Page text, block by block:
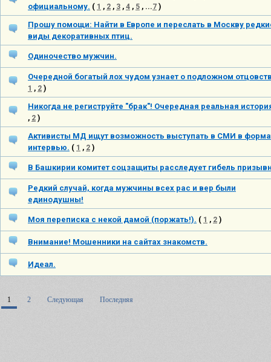
официальному. ( 1 , 2 , 3 , 4 , 5 , ...7 )
Прошу помощи: Найти в Европе и переслать в Москву
виды декоративных птиц.
Одиночество мужчин.
Очередной богатый лох чудом узнает о подложном
1 , 2 )
Никогда не региструйте "брак"! Очередная реальная
, 2 )
Активисты МД ищут возможность выступать в СМИ в
интервью. ( 1 , 2 )
В Башкирии комитет соцзащиты расследует гибель
Редкий случай, когда мужчины всех рас и вер были
единодушны!
Моя переписка с некой дамой (поржать!). ( 1 , 2 )
Внимание! Мошенники на сайтах знакомств.
Идеал.
1 2 Следующая Последняя